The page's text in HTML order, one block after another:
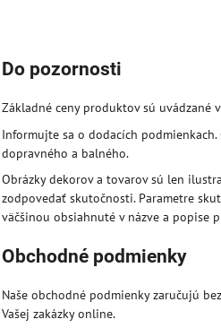
Do pozornosti
Základné ceny produktov sú uvádzané
Informujte sa o dodacích podmienkach.
dopravného a balného.
Obrázky dekorov a tovarov sú len
zodpovedať skutočnosti. Parametre
väčšinou obsiahnuté v názve a popise
Obchodné podmienky
Naše obchodné podmienky zaručujú
Vašej zakázky online.